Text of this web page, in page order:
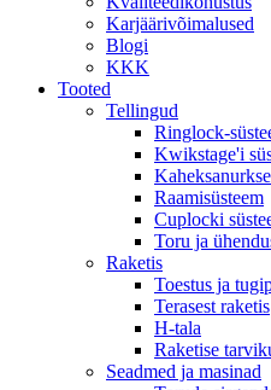
Karjäärivõimalused
Blogi
KKK
Tooted
Tellingud
Ringlock-
Kwikstage'i
Raamisüsteem
Cuplocki
Toru ja
Raketis
Toestus ja
Terasest raketis
H-tala
Raketise
Seadmed ja masinad